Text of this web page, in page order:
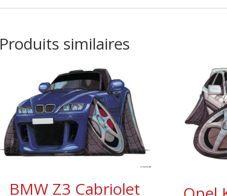
Produits similaires
BMW Z3 Cabriolet